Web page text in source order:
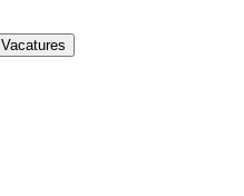
Vacatures